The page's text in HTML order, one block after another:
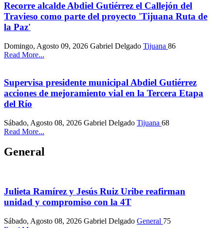
Recorre alcalde Abdiel Gutiérrez el Callejón del
Travieso como parte del proyecto 'Tijuana Ruta de
la Paz'
Domingo, Agosto 09, 2026 Gabriel Delgado Tijuana 86
Read More...
Supervisa presidente municipal Abdiel Gutiérrez
acciones de mejoramiento vial en la Tercera Etapa
del Río
Sábado, Agosto 08, 2026 Gabriel Delgado Tijuana 68
Read More...
General
Julieta Ramírez y Jesús Ruiz Uribe reafirman
unidad y compromiso con la 4T
Sábado, Agosto 08, 2026 Gabriel Delgado General 75